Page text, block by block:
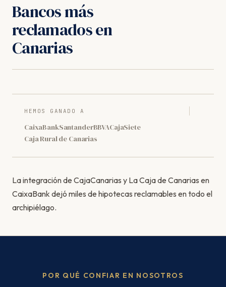
Bancos más
reclamados en
Canarias
HEMOS GANADO A
CaixaBankSantanderBBVACajaSiete
Caja Rural de Canarias
La integración de CajaCanarias y La Caja de Canarias en
CaixaBank dejó miles de hipotecas reclamables en todo el
archipiélago.
POR QUÉ CONFIAR EN NOSOTROS